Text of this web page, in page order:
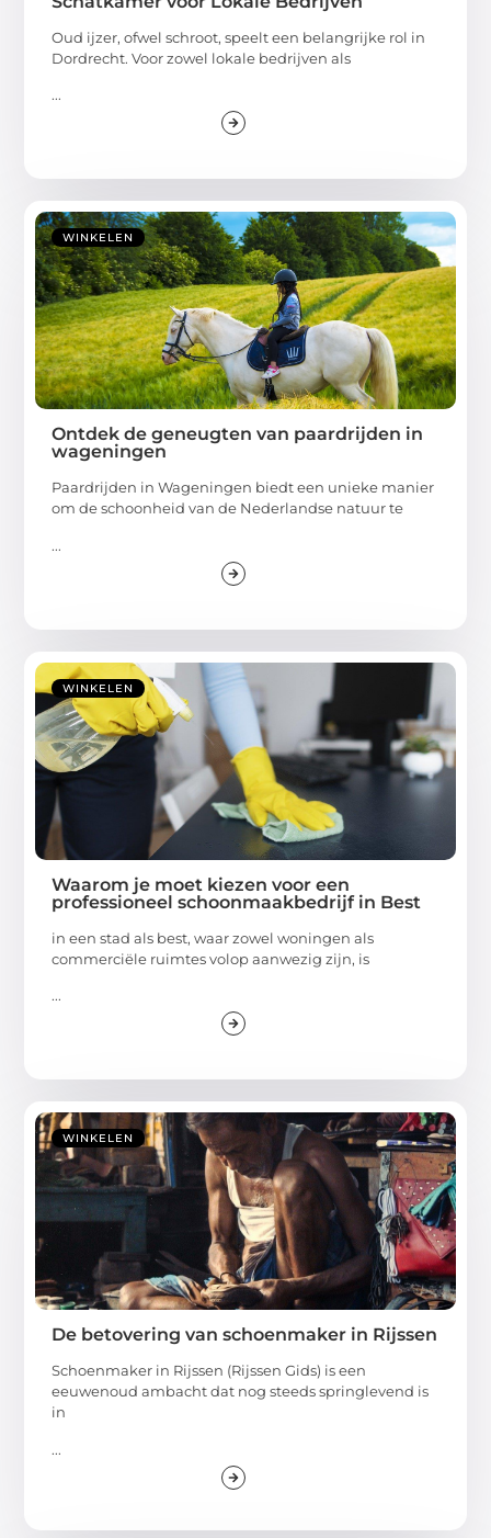
Oud ijzer, ofwel schroot, speelt een belangrijke rol in
Dordrecht. Voor zowel lokale bedrijven als
...
WINKELEN
Ontdek de geneugten van paardrijden in
wageningen
Paardrijden in Wageningen biedt een unieke manier
om de schoonheid van de Nederlandse natuur te
...
WINKELEN
Waarom je moet kiezen voor een
professioneel schoonmaakbedrijf in Best
in een stad als best, waar zowel woningen als
commerciële ruimtes volop aanwezig zijn, is
...
WINKELEN
De betovering van schoenmaker in Rijssen
Schoenmaker in Rijssen (Rijssen Gids) is een
eeuwenoud ambacht dat nog steeds springlevend is
in
...